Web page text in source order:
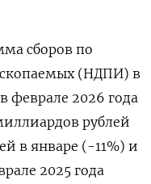
сборов по
(НДПИ) в
феврале 2026 года
рублей
в январе (-11%) и
2025 года